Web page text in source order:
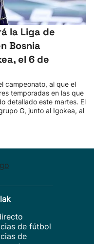
la Liga de
Bosnia
el 6 de
campeonato, al que el
temporadas en las que
detallado este martes. El
G, junto al Igokea, al
de fútbol
de